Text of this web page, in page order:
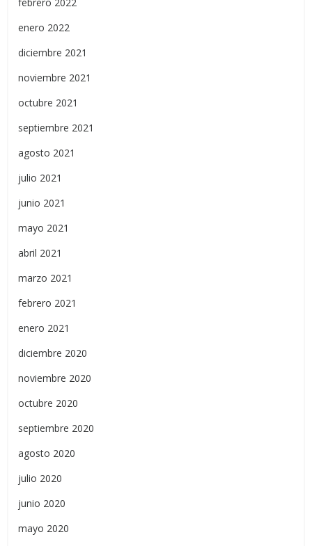
enero 2022
diciembre 2021
noviembre 2021
octubre 2021
septiembre 2021
agosto 2021
julio 2021
junio 2021
mayo 2021
abril 2021
marzo 2021
febrero 2021
enero 2021
diciembre 2020
noviembre 2020
octubre 2020
septiembre 2020
agosto 2020
julio 2020
junio 2020
mayo 2020